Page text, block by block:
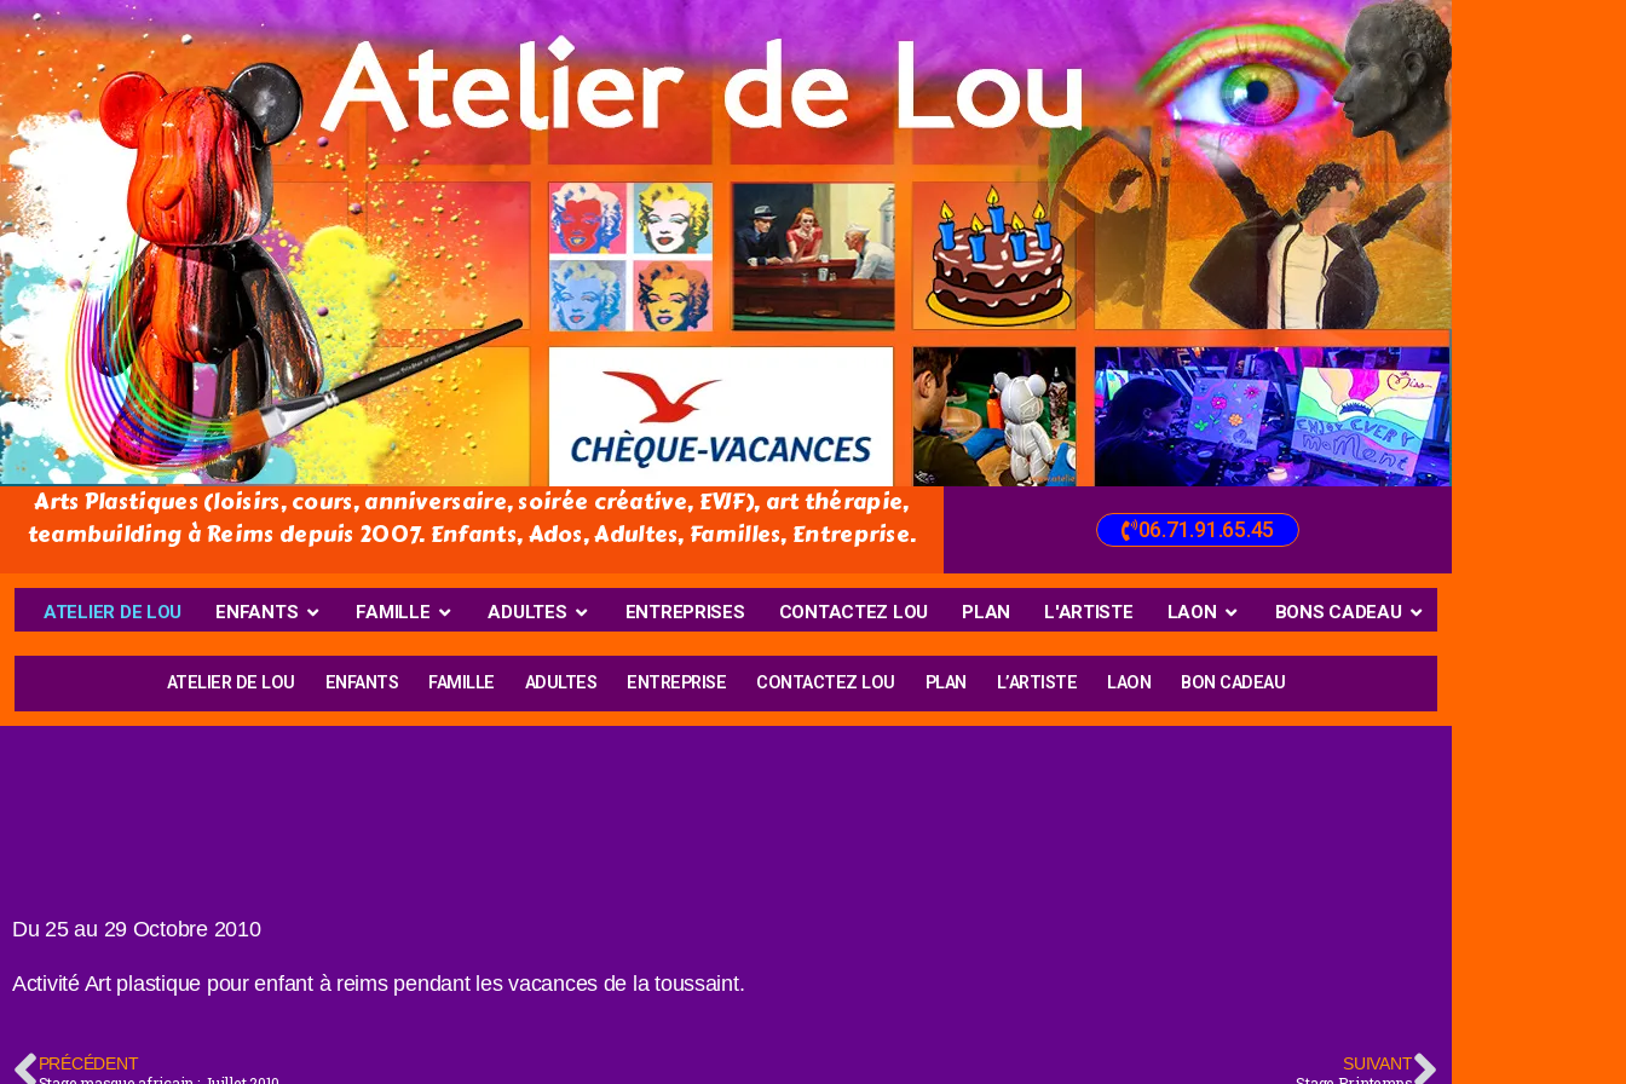
Arts Plastiques (loisirs, cours, anniversaire, soirée créative, EVJF), art thérapie,
teambuilding à Reims depuis 2007. Enfants, Ados, Adultes, Familles, Entreprise.
06.71.91.65.45
ATELIER DE LOU ENFANTS FAMILLE ADULTES ENTREPRISES CONTACTEZ LOU PLAN L'ARTISTE LAON BONS CADEAU
ATELIER DE LOU ENFANTS FAMILLE ADULTES ENTREPRISE CONTACTEZ LOU PLAN L’ARTISTE LAON BON CADEAU
Du 25 au 29 Octobre 2010
Activité Art plastique pour enfant à reims pendant les vacances de la toussaint.
PRÉCÉDENT
SUIVANT